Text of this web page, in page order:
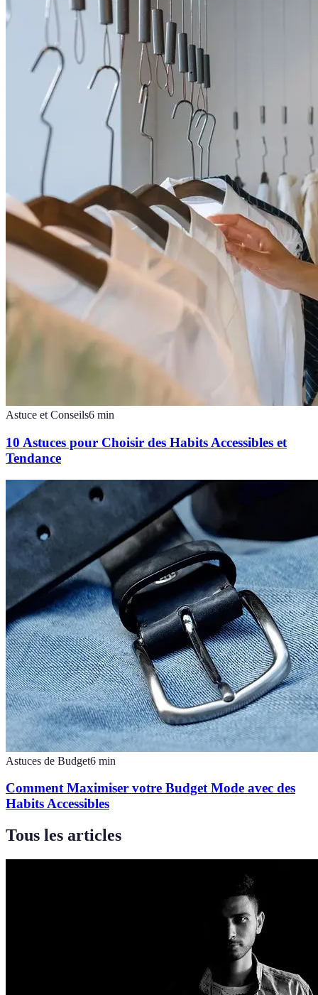
Astuce et Conseils6 min
10 Astuces pour Choisir des Habits Accessibles et
Tendance
Astuces de Budget6 min
Comment Maximiser votre Budget Mode avec des
Habits Accessibles
Tous les articles